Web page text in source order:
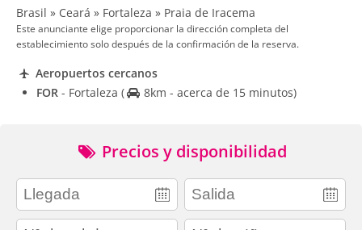
Brasil » Ceará » Fortaleza » Praia de Iracema
Este anunciante elige proporcionar la dirección completa del
establecimiento solo después de la confirmación de la reserva.
Aeropuertos cercanos
FOR - Fortaleza ( 8km - acerca de 15 minutos)
Precios y disponibilidad